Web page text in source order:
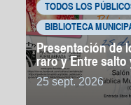
TODOS LOS
BIBLIOTECA
Presentación de
raro y Entre
25 sept. 2026